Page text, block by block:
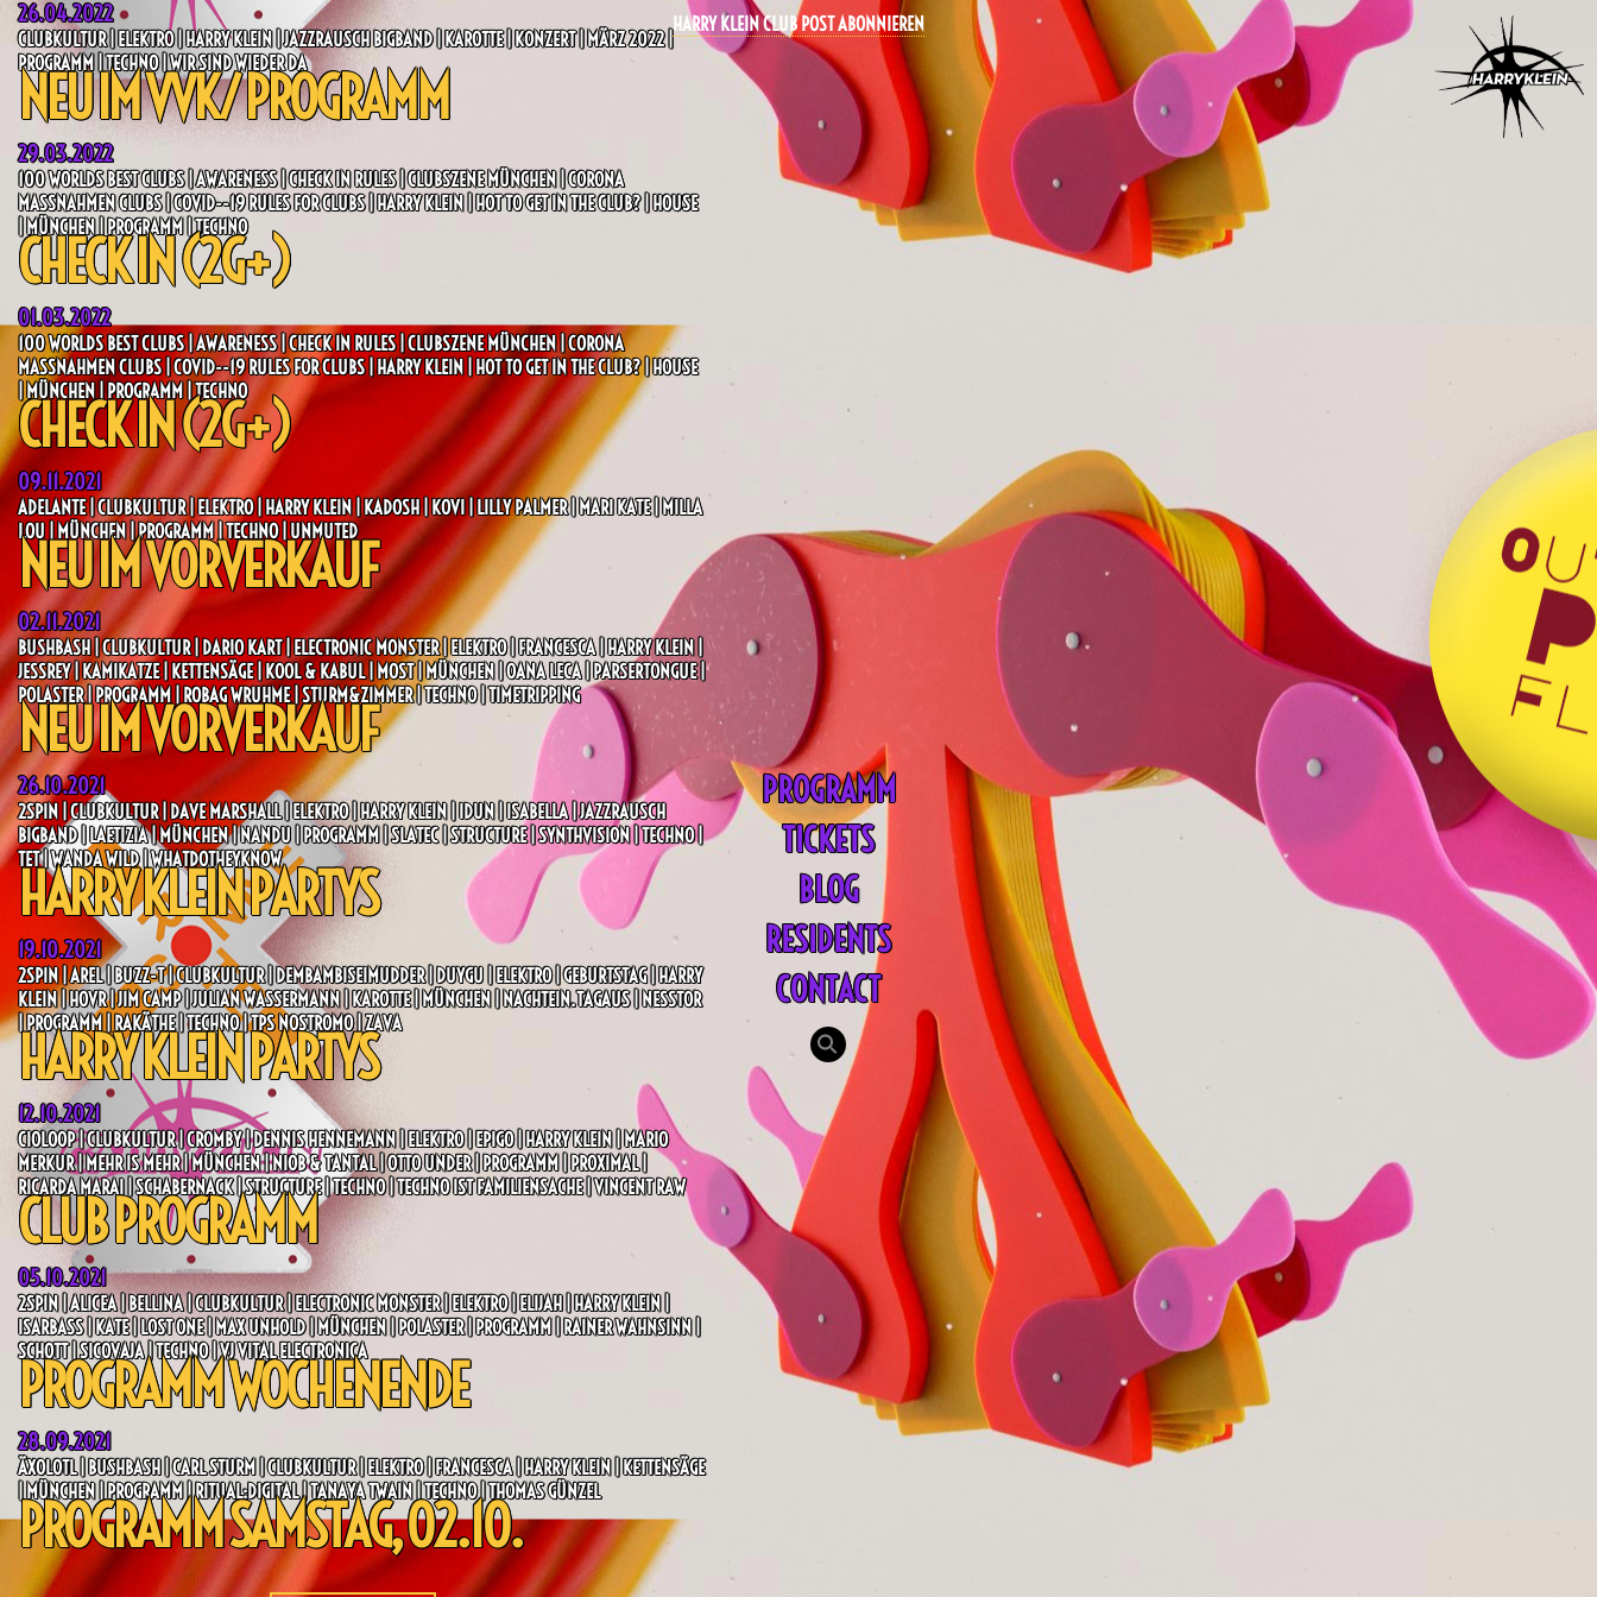
HARRY KLEIN CLUB POST ABONNIEREN
PROGRAMM
TICKETS
BLOG
RESIDENTS
CONTACT
Search
26.04.2022
CLUBKULTUR | ELEKTRO | HARRY KLEIN | JAZZRAUSCH BIGBAND | KAROTTE | KONZERT | MÄRZ 2022 |
PROGRAMM | TECHNO | WIR SIND WIEDER DA
NEU IM VVK/ PROGRAMM
29.03.2022
100 WORLDS BEST CLUBS | AWARENESS | CHECK IN RULES | CLUBSZENE MÜNCHEN | CORONA
MASSNAHMEN CLUBS | COVID--19 RULES FOR CLUBS | HARRY KLEIN | HOT TO GET IN THE CLUB? | HOUSE |
MÜNCHEN | PROGRAMM | TECHNO
CHECK IN (2G+)
01.03.2022
100 WORLDS BEST CLUBS | AWARENESS | CHECK IN RULES | CLUBSZENE MÜNCHEN | CORONA
MASSNAHMEN CLUBS | COVID--19 RULES FOR CLUBS | HARRY KLEIN | HOT TO GET IN THE CLUB? | HOUSE |
MÜNCHEN | PROGRAMM | TECHNO
CHECK IN (2G+)
09.11.2021
ADELANTE | CLUBKULTUR | ELEKTRO | HARRY KLEIN | KADOSH | KOVI | LILLY PALMER | MARI KATE | MILLA
LOU | MÜNCHEN | PROGRAMM | TECHNO | UNMUTED
NEU IM VORVERKAUF
02.11.2021
BUSHBASH | CLUBKULTUR | DARIO KART | ELECTRONIC MONSTER | ELEKTRO | FRANCESCA | HARRY KLEIN |
JESSREY | KAMIKATZE | KETTENSÄGE | KOOL & KABUL | MOST | MÜNCHEN | OANA LECA | PARSERTONGUE |
POLASTER | PROGRAMM | ROBAG WRUHME | STURM&ZIMMER | TECHNO | TIMETRIPPING
NEU IM VORVERKAUF
26.10.2021
2SPIN | CLUBKULTUR | DAVE MARSHALL | ELEKTRO | HARRY KLEIN | IDUN | ISABELLA | JAZZRAUSCH
BIGBAND | LAETIZIA | MÜNCHEN | NANDU | PROGRAMM | SLATEC | STRUCTURE | SYNTHVISION | TECHNO |
TET | WANDA WILD | WHATDOTHEYKNOW
HARRY KLEIN PARTYS
19.10.2021
2SPIN | AREL | BUZZ-T | CLUBKULTUR | DEMBAMBISEIMUDDER | DUYGU | ELEKTRO | GEBURTSTAG | HARRY
KLEIN | HOVR | JIM CAMP | JULIAN WASSERMANN | KAROTTE | MÜNCHEN | NACHTEIN.TAGAUS | NESSTOR
| PROGRAMM | RAKÄTHE | TECHNO | TPS NOSTROMO | ZAVA
HARRY KLEIN PARTYS
12.10.2021
CIOLOOP | CLUBKULTUR | CROMBY | DENNIS HENNEMANN | ELEKTRO | EPIGO | HARRY KLEIN | MARIO
MERKUR | MEHR IS MEHR | MÜNCHEN | NIOB & TANTAL | OTTO UNDER | PROGRAMM | PROXIMAL |
RICARDA MARAI | SCHABERNACK | STRUCTURE | TECHNO | TECHNO IST FAMILIENSACHE | VINCENT RAW
CLUB PROGRAMM
05.10.2021
2SPIN | ALICEA | BELLINA | CLUBKULTUR | ELECTRONIC MONSTER | ELEKTRO | ELIJAH | HARRY KLEIN |
ISARBASS | KATE | LOST ONE | MAX UNHOLD | MÜNCHEN | POLASTER | PROGRAMM | RAINER WAHNSINN |
SCHOTT | SICOVAJA | TECHNO | VJ VITAL ELECTRONICA
PROGRAMM WOCHENENDE
28.09.2021
ÄXOLOTL | BUSHBASH | CARL STURM | CLUBKULTUR | ELEKTRO | FRANCESCA | HARRY KLEIN | KETTENSÄGE
| MÜNCHEN | PROGRAMM | RITUAL:DIGITAL | TANAYA TWAIN | TECHNO | THOMAS GÜNZEL
PROGRAMM SAMSTAG, 02.10.